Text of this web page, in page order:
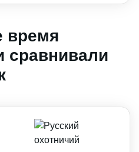
время
сравнивали